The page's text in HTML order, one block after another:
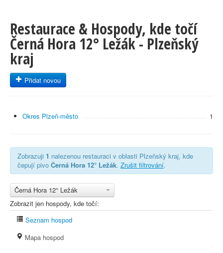
Restaurace & Hospody, kde točí
Černá Hora 12° Ležák - Plzeňský
kraj
Přidat novou
Okres Plzeň-město 1
Zobrazuji 1 nalezenou restauraci v oblasti Plzeňský kraj, kde
čepují pivo Černá Hora 12° Ležák. Zrušit filtrování.
Černá Hora 12° Ležák
Zobrazit jen hospody, kde točí:
Seznam hospod
Mapa hospod